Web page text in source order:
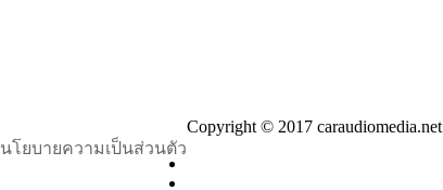
นโยบายความเป็นส่วนตัว
Copyright © 2017 caraudiomedia.net